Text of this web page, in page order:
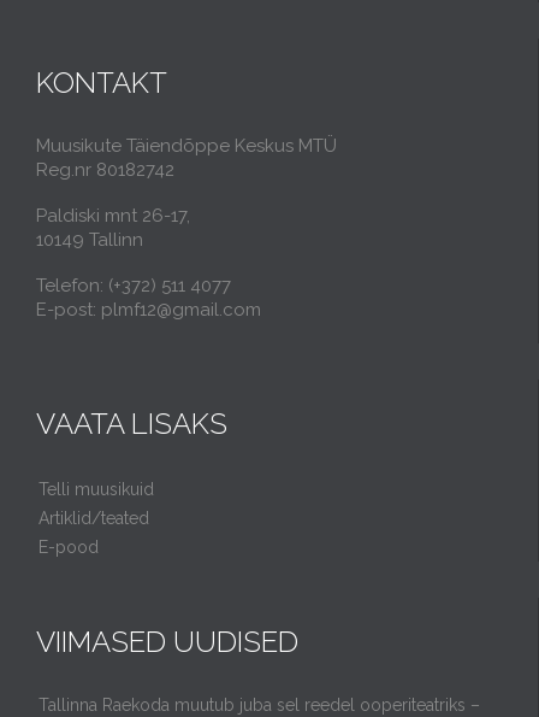
KONTAKT
Muusikute Täiendõppe Keskus MTÜ
Reg.nr 80182742
Paldiski mnt 26-17,
10149 Tallinn
Telefon: (+372) 511 4077
E-post: plmf12@gmail.com
VAATA LISAKS
Telli muusikuid
Artiklid/teated
E-pood
VIIMASED UUDISED
Tallinna Raekoda muutub juba sel reedel ooperiteatriks –